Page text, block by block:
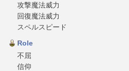
攻撃魔法威力
回復魔法威力
スペルスピード
Role
不屈
信仰